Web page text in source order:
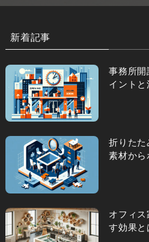
新着記事
事務所開
イントと
折りたた
素材から
オフィ
す効果と